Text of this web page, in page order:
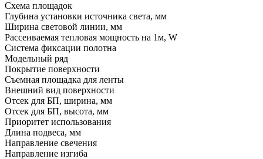
Схема площадок
Глубина установки источника света, мм
Ширина световой линии, мм
Рассеиваемая тепловая мощность на 1м, W
Система фиксации полотна
Модельный ряд
Покрытие поверхности
Съемная площадка для ленты
Внешний вид поверхности
Отсек для БП, ширина, мм
Отсек для БП, высота, мм
Приоритет использования
Длина подвеса, мм
Направление свечения
Направление изгиба